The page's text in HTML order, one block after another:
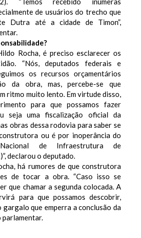
de usuários do trecho que
Dutra até a cidade de Timon”,
Rocha, é preciso esclarecer os
“Nós, deputados federais e
os recursos orçamentários
da obra, mas, percebe-se que
ritmo muito lento. Em virtude disso,
para que possamos fazer
seja uma fiscalização oficial da
obras dessa rodovia para saber se
ou é por inoperância do
Nacional de Infraestrutura de
declarou o deputado.
há rumores de que construtora
de tocar a obra. “Caso isso se
que chamar a segunda colocada. A
para que possamos descobrir,
gargalo que emperra a conclusão da
parlamentar.